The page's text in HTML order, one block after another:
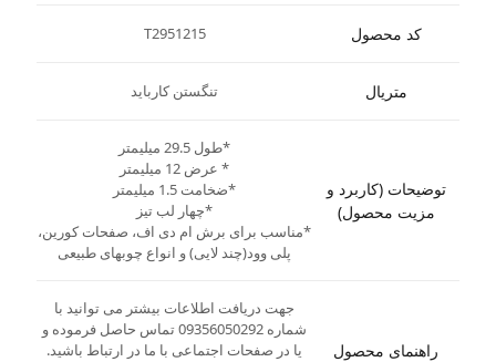
کد محصول T2951215
متریال تنگستن کارباید
توضیحات (کاربرد و
مزیت محصول)
*طول 29.5 میلیمتر
* عرض 12 میلیمتر
*ضخامت 1.5 میلیمتر
*چهار لب تیز
*مناسب برای برش ام دی اف، صفحات کورین،
پلی وود(چند لایی) و انواع چوبهای طبیعی
راهنمای محصول
جهت دریافت اطلاعات بیشتر می توانید با
شماره 09356050292 تماس حاصل فرموده و
یا در صفحات اجتماعی با ما در ارتباط باشید.